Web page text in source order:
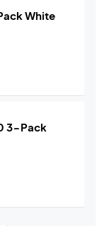
White
3-Pack